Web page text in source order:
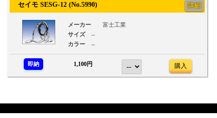
セイモ SESG-12 (No.5990) 詳細
メーカー
富士工業
サイズ
--
カラー
--
即納 1,100円 購入